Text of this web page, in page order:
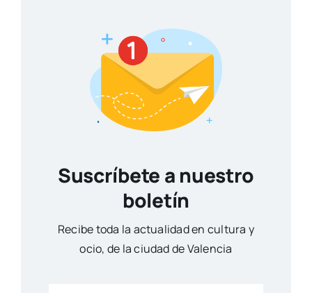
Suscríbete a nuestro
boletín
Reci­be toda la actua­li­dad en cul­tu­ra y
ocio, de la ciu­dad de Valen­cia